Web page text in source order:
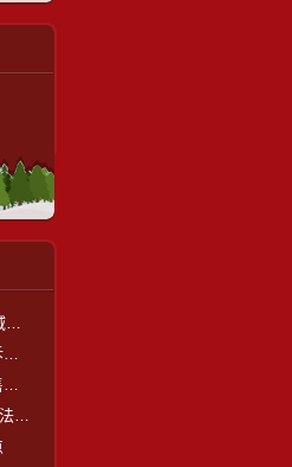
用